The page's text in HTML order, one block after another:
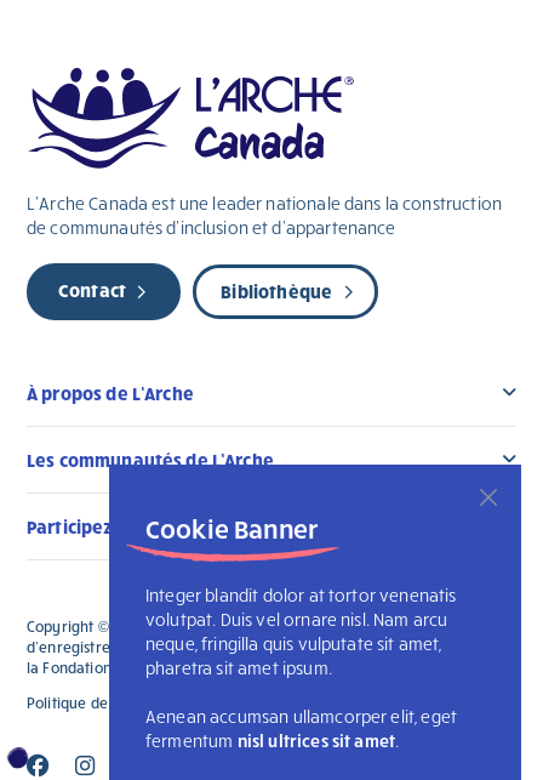
Cookie Banner
Integer blandit dolor at tortor venenatis
volutpat. Duis vel ornare nisl. Nam arcu
neque, fringilla quis vulputate sit amet,
pharetra sit amet ipsum.
Aenean accumsan ullamcorper elit, eget
fermentum nisl ultrices sit amet.
L’Arche Canada est une leader nationale dans la construction
de communautés d’inclusion et d’appartenance
Contact Bibliothèque
À propos de L’Arche
Les communautés de L’Arche
Participez au changement
Copyright © 2026 L'Arche Canada. Tous droits réservés. Le numéro
d'enregistrement de L'Arche Canada est le 136019122RR0001 et celui de
la Fondation L'Arche Canada est le 88990 9719 RR0001
Politique de confidentialité